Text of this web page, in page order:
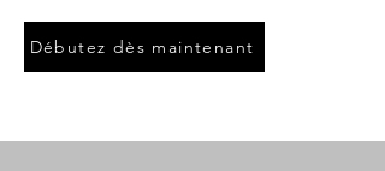
Débutez dès maintenant